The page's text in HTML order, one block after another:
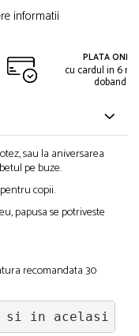
informatii
PLATA
cu cardul in 6
dobanda
sau la aniversarea
pe buze.
copii.
papusa se potriveste
recomandata 30
si in acelasi